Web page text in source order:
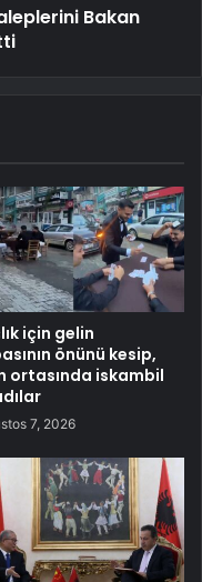
Bakan
için gelin
önünü kesip,
ortasında iskambil
7, 2026